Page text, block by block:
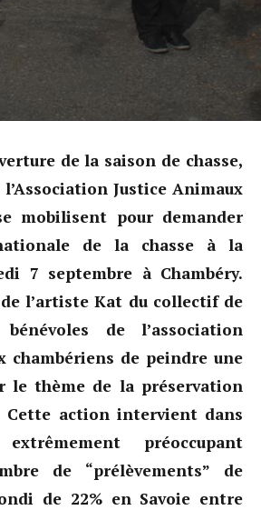
de la saison de chasse,
Justice Animaux
mobilisent pour demander
de la chasse à la
7 septembre à Chambéry.
l’artiste Kat du collectif de
de l’association
chambériens de peindre une
le thème de la préservation
Cette action intervient dans
préoccupant
de “prélèvements” de
de 22% en Savoie entre